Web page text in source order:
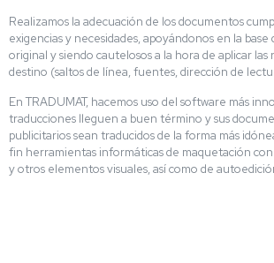
Realizamos la adecuación de los documentos
exigencias y necesidades, apoyándonos en la
original y siendo cautelosos a la hora de aplicar las
destino (saltos de línea, fuentes, dirección de
En TRADUMAT, hacemos uso del software más
traducciones lleguen a buen término y sus
publicitarios sean traducidos de la forma más
fin herramientas informáticas de maquetación
y otros elementos visuales, así como de